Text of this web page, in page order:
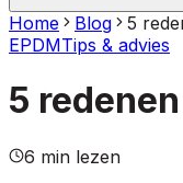
Home Blog
5
EPDMTips & advies
5
6 min lezen